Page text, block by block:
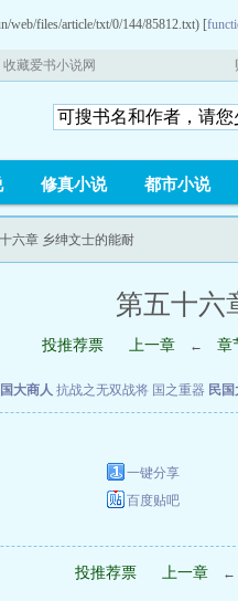
web/files/article/txt/0/144/85812.txt) [
收藏爱书小说网
修真小说 都市小说
六章 乡绅文士的能耐
第五十六
投推荐票 上一章 ← 章
大商人 抗战之无双战将 国之重器 民
一键分享
百度贴吧
投推荐票 上一章 ←